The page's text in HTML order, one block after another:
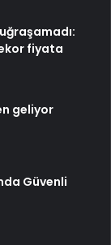
fiyata
geliyor
Güvenli